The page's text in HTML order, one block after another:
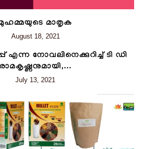
മാതൃക
August 18, 2021
എന്ന നോവലിനെക്കുറിച്ച് ടി ഡി
രാമകൃഷ്ണനുമായി,...
July 13, 2021